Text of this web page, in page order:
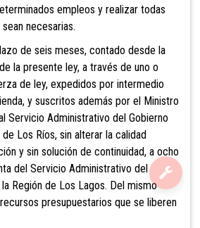
empleos y realizar todas
necesarias.
de seis meses, contado desde la
la presente ley, a través de uno o
de ley, expedidos por intermedio
y suscritos además por el Ministro
Servicio Administrativo del Gobierno
Los Ríos, sin alterar la calidad
y sin solución de continuidad, a ocho
del Servicio Administrativo del
Región de Los Lagos. Del mismo
presupuestarios que se liberen